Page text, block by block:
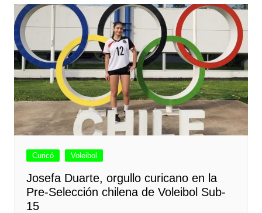
Curicó Voleibol
Josefa Duarte, orgullo curicano en la
Pre-Selección chilena de Voleibol Sub-
15